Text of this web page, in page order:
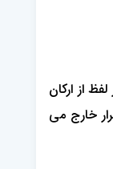
که اگر لفظ از ارکان
خارج می